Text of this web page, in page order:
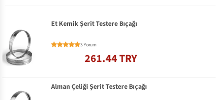
Et Kemik Şerit Testere Bıçağı
3 Yorum
261.44 TRY
Alman Çeliği Şerit Testere Bıçağı